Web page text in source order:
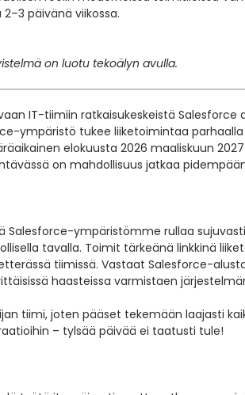
päivänä viikossa.
on luotu tekoälyn avulla.
IT-tiimiin ratkaisukeskeistä Salesforce
ympäristö tukee liiketoimintaa parhaalla
elokuusta 2026 maaliskuun
on mahdollisuus jatkaa
Salesforce-ympäristömme rullaa
tavalla. Toimit tärkeänä linkkinä
tiimissä. Vastaat Salesforce-
haasteissa varmistaen
tiimi, joten pääset tekemään laajasti
– tylsää päivää ei taatusti tule!